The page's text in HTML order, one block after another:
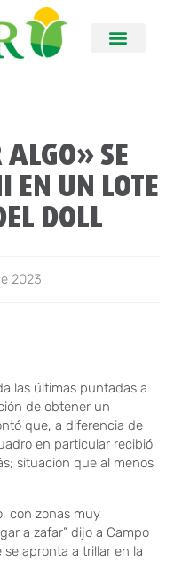
SE
UN LOTE
DOLL
2023
las últimas puntadas a
de obtener un
que, a diferencia de
en particular recibió
situación que al menos
con zonas muy
a zafar” dijo a Campo
apronta a trillar en la